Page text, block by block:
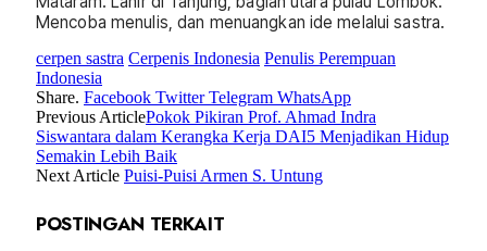
Mencoba menulis, dan menuangkan ide melalui sastra.
cerpen sastra Cerpenis Indonesia Penulis Perempuan
Indonesia
Share. Facebook Twitter Telegram WhatsApp
Previous ArticlePokok Pikiran Prof. Ahmad Indra
Siswantara dalam Kerangka Kerja DAI5 Menjadikan Hidup
Semakin Lebih Baik
Next Article Puisi-Puisi Armen S. Untung
POSTINGAN TERKAIT